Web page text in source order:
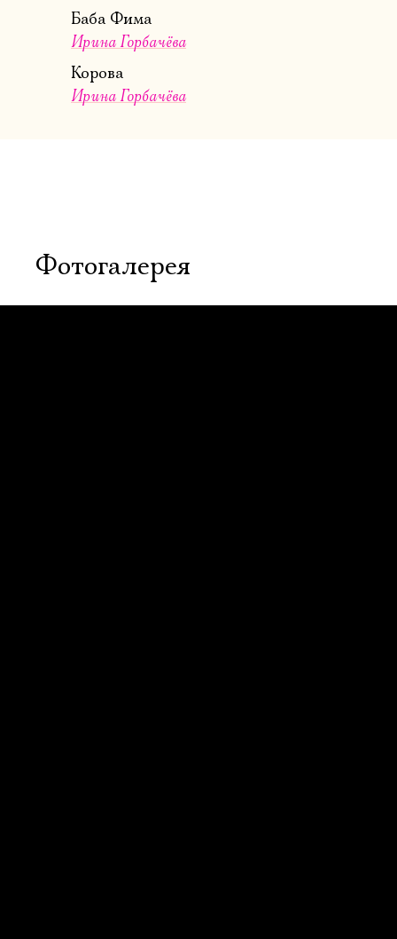
Баба Фима
Ирина Горбачёва
Корова
Ирина Горбачёва
Фотогалерея